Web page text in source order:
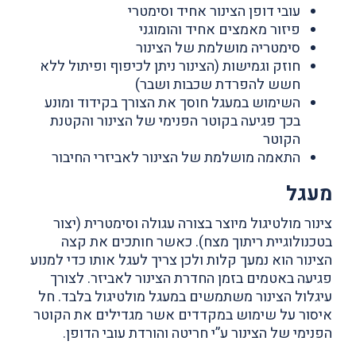
עובי דופן הצינור אחיד וסימטרי
פיזור מאמצים אחיד והומוגני
סימטריה מושלמת של הצינור
חוזק וגמישות (הצינור ניתן לכיפוף ופיתול ללא
חשש להפרדת שכבות ושבר)
השימוש במעגל חוסך את הצורך בקידוד ומונע
בכך פגיעה בקוטר הפנימי של הצינור והקטנת
הקוטר
התאמה מושלמת של הצינור לאביזרי החיבור
מעגל
צינור מולטיגול מיוצר בצורה עגולה וסימטרית (יצור
בטכנולוגיית ריתוך מצח). כאשר חותכים את קצה
הצינור הוא נמעך קלות ולכן צריך לעגל אותו כדי למנוע
פגיעה באטמים בזמן החדרת הצינור לאביזר. לצורך
עיגלול הצינור משתמשים במעגל מולטיגול בלבד. חל
איסור על שימוש במקדדים אשר מגדילים את הקוטר
הפנימי של הצינור ע”י חריטה והורדת עובי הדופן.